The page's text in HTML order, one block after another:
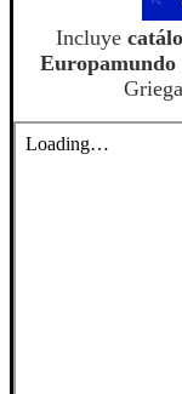
Incluye
Europamundo